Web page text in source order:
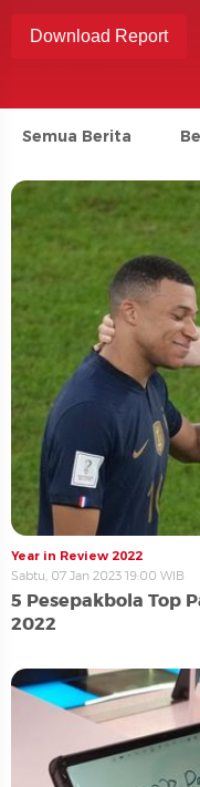
Download Report
Semua Berita
Year in Review 2022
Sabtu, 07 Jan 2023 19:00 WIB
5 Pesepakbola Top
2022